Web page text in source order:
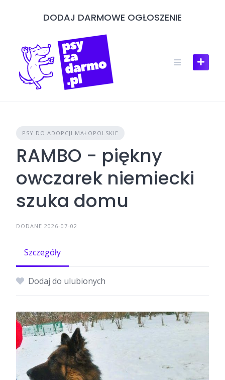
DODAJ DARMOWE OGŁOSZENIE
PSY DO ADOPCJI MAŁOPOLSKIE
RAMBO - piękny
owczarek niemiecki
szuka domu
DODANE 2026-07-02
Szczegóły
Dodaj do ulubionych